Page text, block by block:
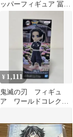
ッパーフィギュア 冨岡
¥ 1,111
鬼滅の刃 フィギュ
ア ワールドコレクタ